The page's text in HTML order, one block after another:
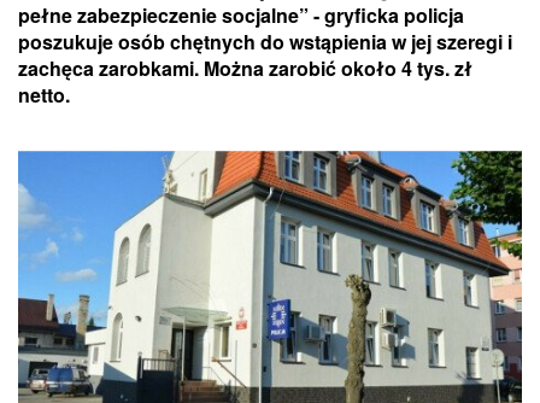
pełne zabezpieczenie socjalne” - gryficka policja
poszukuje osób chętnych do wstąpienia w jej szeregi i
zachęca zarobkami. Można zarobić około 4 tys. zł
netto.